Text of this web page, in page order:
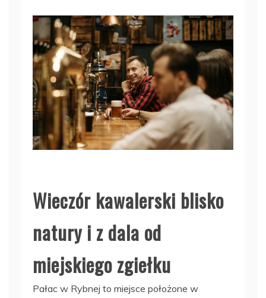
Wieczór kawalerski blisko
natury i z dala od
miejskiego zgiełku
Pałac w Rybnej to miejsce położone w